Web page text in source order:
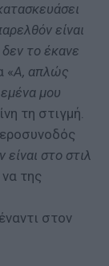
είναι
το έκανε
«Α, απλώς
μου
τη στιγμή.
στο στιλ
της
στον